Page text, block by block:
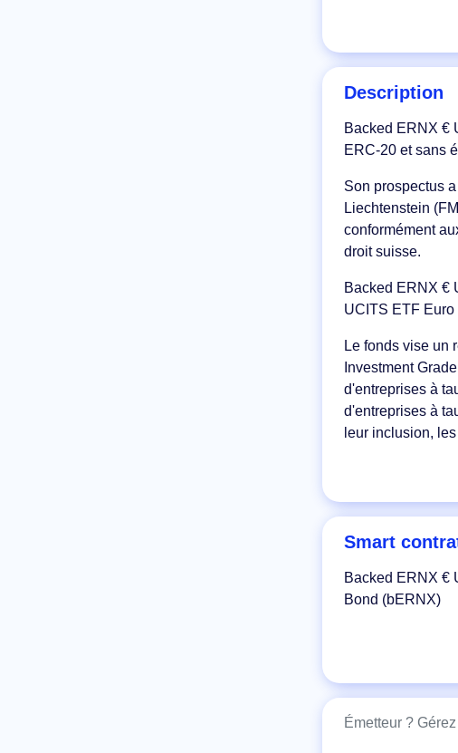
Description
Backed ERNX €
ERC-20 et sans
Son prospectus
Liechtenstein
conformément
droit suisse.
Backed ERNX €
UCITS ETF
Le fonds vise un
Investment
d'entreprises à
d'entreprises à
leur inclusion,
Smart
Backed ERNX €
Bond (bERNX)
Émetteur ?